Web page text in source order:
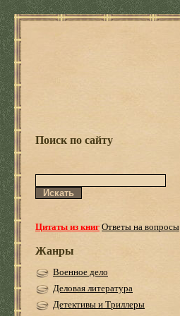
Поиск по сайту
Цитаты из книгОтветы на вопросы
Жанры
Военное дело
Деловая литература
Детективы и Триллеры